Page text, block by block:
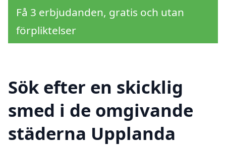
Få 3 erbjudanden, gratis och utan
förpliktelser
Sök efter en skicklig
smed i de omgivande
städerna Upplanda